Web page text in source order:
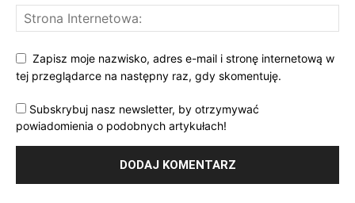
Zapisz moje nazwisko, adres e-mail i stronę internetową w
tej przeglądarce na następny raz, gdy skomentuję.
Subskrybuj nasz newsletter, by otrzymywać
powiadomienia o podobnych artykułach!